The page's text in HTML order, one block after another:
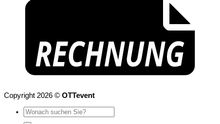
Copyright 2026 © OTTevent
Suchen
nach: